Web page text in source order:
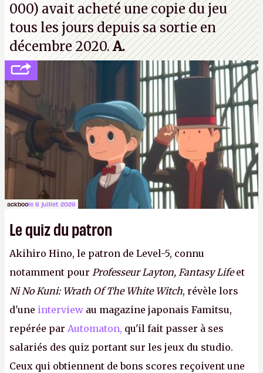
000) avait acheté une copie du jeu
tous les jours depuis sa sortie en
décembre 2020.A.
ackboole 6 juillet 2026
Le quiz du patron
Akihiro Hino, le patron de Level-5, connu
notamment pour Professeur Layton, Fantasy Lifeet
Ni No Kuni: Wrath Of The White Witch, révèle lors
d'une interview au magazine japonais Famitsu,
repérée par Automaton, qu'il fait passer à ses
salariés des quiz portant sur les jeux du studio.
Ceux qui obtiennent de bons scores reçoivent une